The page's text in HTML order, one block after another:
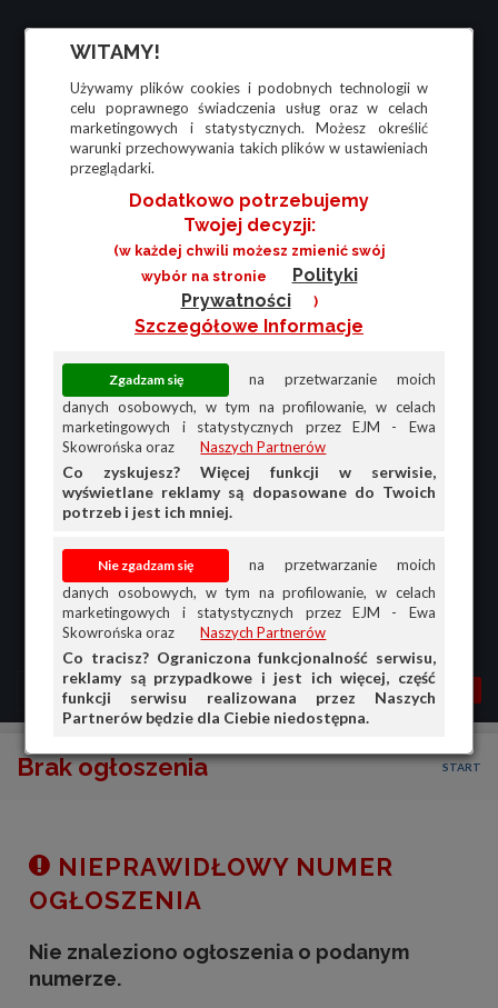
WITAMY!
Używamy plików cookies i podobnych technologii w
celu poprawnego świadczenia usług oraz w celach
marketingowych i statystycznych. Możesz określić
warunki przechowywania takich plików w ustawieniach
przeglądarki.
Dodatkowo potrzebujemy
Twojej decyzji:
(w każdej chwili możesz zmienić swój
wybór na stronie
Polityki
Prywatności
)
Szczegółowe Informacje
na przetwarzanie moich
danych osobowych, w tym na profilowanie, w celach
marketingowych i statystycznych przez EJM - Ewa
Skowrońska oraz
Naszych Partnerów
Co zyskujesz? Więcej funkcji w serwisie,
wyświetlane reklamy są dopasowane do Twoich
potrzeb i jest ich mniej.
na przetwarzanie moich
danych osobowych, w tym na profilowanie, w celach
marketingowych i statystycznych przez EJM - Ewa
Skowrońska oraz
Naszych Partnerów
Co tracisz? Ograniczona funkcjonalność serwisu,
reklamy są przypadkowe i jest ich więcej, część
funkcji serwisu realizowana przez Naszych
Partnerów będzie dla Ciebie niedostępna.
MENU MOJA AG
Brak ogłoszenia START
NIEPRAWIDŁOWY NUMER
OGŁOSZENIA
Nie znaleziono ogłoszenia o podanym
numerze.